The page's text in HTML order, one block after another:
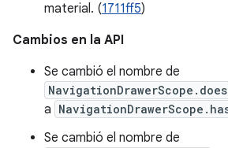
material. (1711ff5)
Cambios en la API
Se cambió el nombre de
a
Se cambió el nombre de